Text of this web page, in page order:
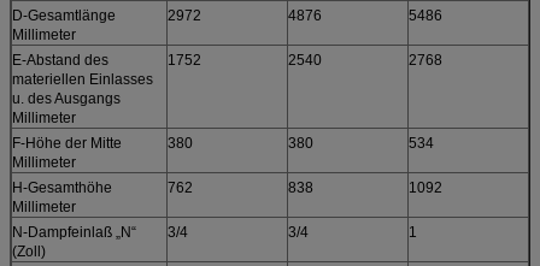
D-Gesamtlänge
Millimeter
2972 4876 5486
E-Abstand des
materiellen Einlasses
u. des Ausgangs
Millimeter
1752 2540 2768
F-Höhe der Mitte
Millimeter
380 380 534
H-Gesamthöhe
Millimeter
762 838 1092
N-Dampfeinlaß „N“
(Zoll)
3/4 3/4 1